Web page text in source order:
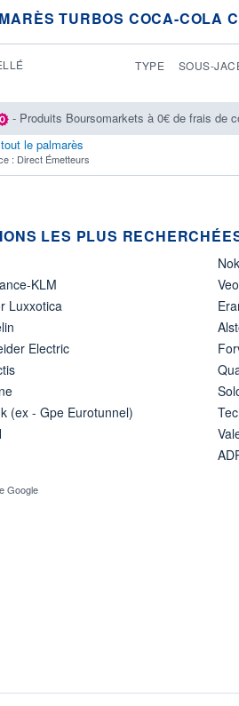
TURBOS COCA-COLA
TYPE SOUS-
- Produits Boursomarkets à 0€ de frais de
le palmarès
: Direct Émetteurs
LES PLUS
KLM
Luxxotica
Electric
(ex - Gpe Eurotunnel)
Google